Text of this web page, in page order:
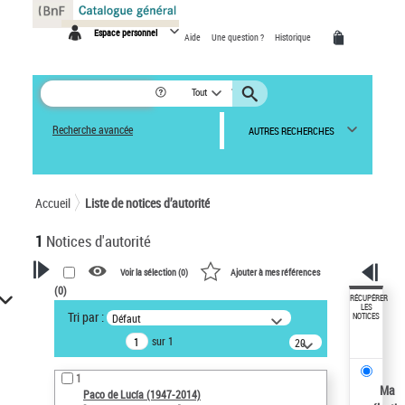
Espace personnel Aide Une question ? Historique
Tout
Recherche avancée AUTRES RECHERCHES
Accueil Liste de notices d’autorité
1 Notices d'autorité
VOTRE RECHERCHE
Recherche avancée dans les
notices d’autorité
Œuvres liées à l'auteur :
Paco de Lucía (1947-2014)
Voir la sélection (0) Ajouter à mes références
(0)
Tri par : Défaut
sur 1
20
résultats/page
1
Paco de Lucía (1947-2014)
RÉCUPÉRER
LES
NOTICES
Ma
Panneau de gestion des cookies